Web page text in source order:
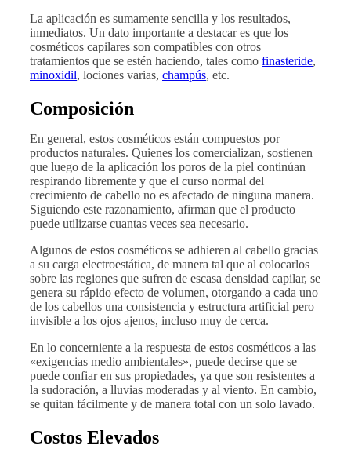
La aplicación es sumamente sencilla y los resultados,
inmediatos. Un dato importante a destacar es que los
cosméticos capilares son compatibles con otros
tratamientos que se estén haciendo, tales como finasteride,
minoxidil, lociones varias, champús, etc.
Composición
En general, estos cosméticos están compuestos por
productos naturales. Quienes los comercializan, sostienen
que luego de la aplicación los poros de la piel continúan
respirando libremente y que el curso normal del
crecimiento de cabello no es afectado de ninguna manera.
Siguiendo este razonamiento, afirman que el producto
puede utilizarse cuantas veces sea necesario.
Algunos de estos cosméticos se adhieren al cabello gracias
a su carga electroestática, de manera tal que al colocarlos
sobre las regiones que sufren de escasa densidad capilar, se
genera su rápido efecto de volumen, otorgando a cada uno
de los cabellos una consistencia y estructura artificial pero
invisible a los ojos ajenos, incluso muy de cerca.
En lo concerniente a la respuesta de estos cosméticos a las
«exigencias medio ambientales», puede decirse que se
puede confiar en sus propiedades, ya que son resistentes a
la sudoración, a lluvias moderadas y al viento. En cambio,
se quitan fácilmente y de manera total con un solo lavado.
Costos Elevados